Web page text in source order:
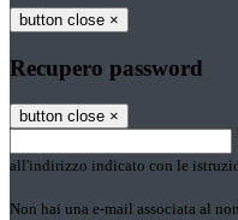
button close ×
Recupero password
button close ×
all'indirizzo indicato con le
Non hai una e-mail associata al